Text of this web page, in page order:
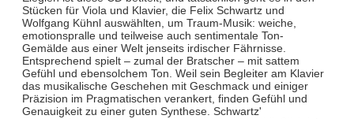
Stücken für Viola und Klavier, die Felix Schwartz und
Wolfgang Kühnl auswählten, um Traum-Musik: weiche,
emotionspralle und teilweise auch sentimentale Ton-
Gemälde aus einer Welt jenseits irdischer Fährnisse.
Entsprechend spielt – zumal der Bratscher – mit sattem
Gefühl und ebensolchem Ton. Weil sein Begleiter am Klavier
das musikalische Geschehen mit Geschmack und einiger
Präzision im Pragmatischen verankert, finden Gefühl und
Genauigkeit zu einer guten Synthese. Schwartz'